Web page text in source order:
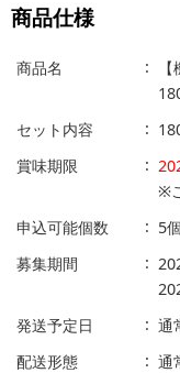
商品仕様
商品名
セット内容
賞味期限
※
申込可能個数
5個
募集期間
発送予定日
通
配送形態
通